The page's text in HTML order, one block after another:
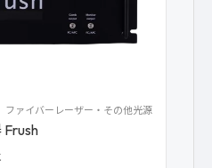
ファイバーレーザー・その他光源